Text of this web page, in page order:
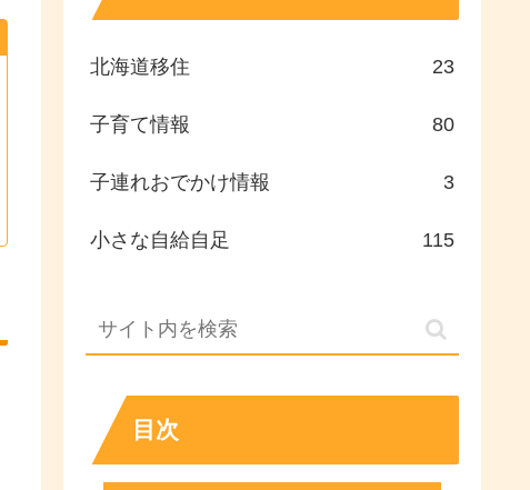
北海道移住 23
子育て情報 80
子連れおでかけ情報 3
小さな自給自足 115
目次